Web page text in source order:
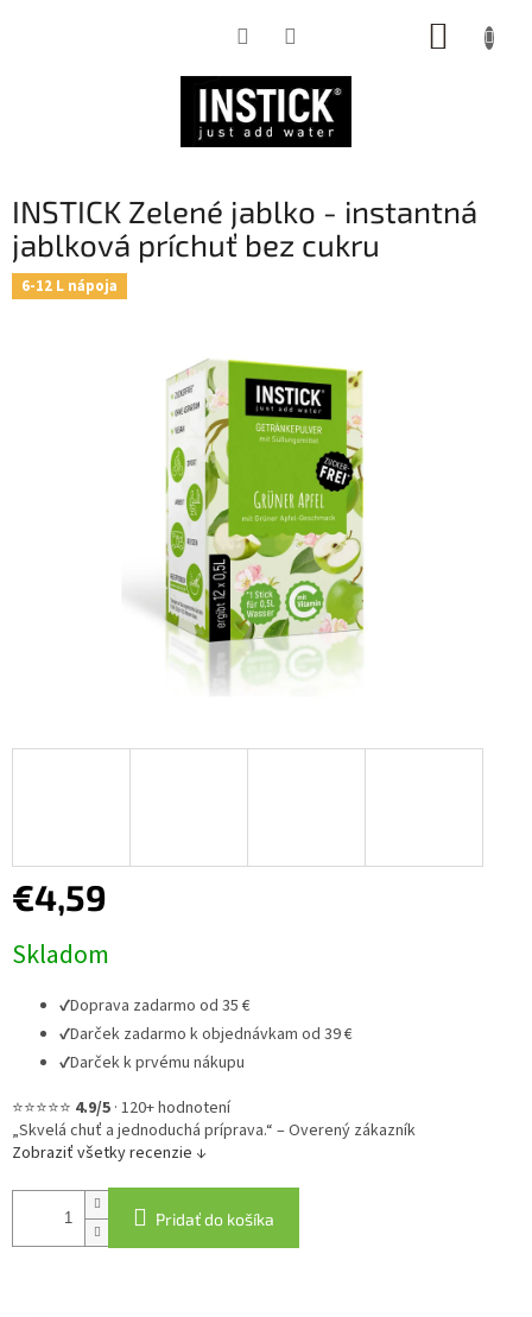
INSTICK Zelené jablko - instantná
jablková príchuť bez cukru
6-12 L nápoja
€4,59
cena:
Skladom
✔Doprava zadarmo od 35 €
✔Darček zadarmo k objednávkam od 39 €
✔Darček k prvému nákupu
⭐⭐⭐⭐⭐ 4.9/5 · 120+ hodnotení
„Skvelá chuť a jednoduchá príprava.“ – Overený zákazník
Zobraziť všetky recenzie ↓
Pridať do košíka